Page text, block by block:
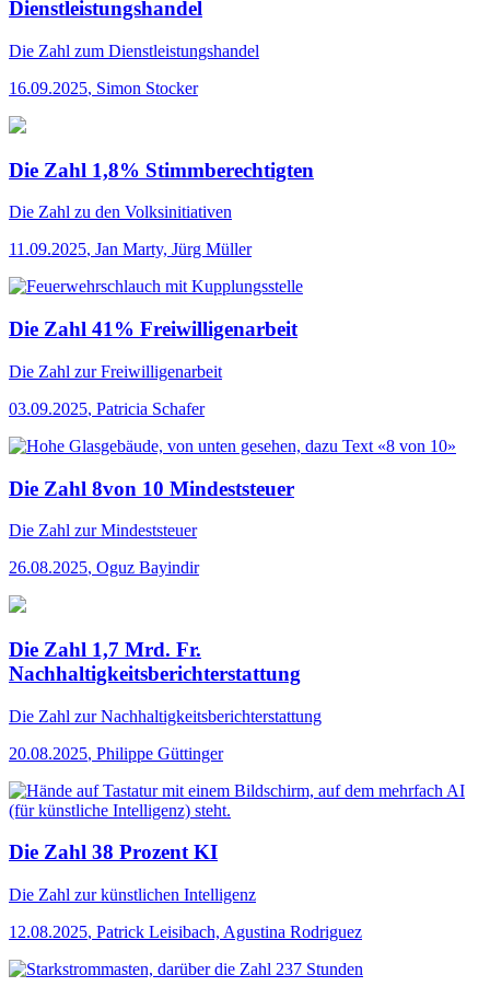
Dienstleistungshandel
Die Zahl zum Dienstleistungshandel
16.09.2025, Simon Stocker
Die Zahl 1,8% Stimmberechtigten
Die Zahl zu den Volksinitiativen
11.09.2025, Jan Marty, Jürg Müller
Die Zahl 41% Freiwilligenarbeit
Die Zahl zur Freiwilligenarbeit
03.09.2025, Patricia Schafer
Die Zahl 8von 10 Mindeststeuer
Die Zahl zur Mindeststeuer
26.08.2025, Oguz Bayindir
Die Zahl 1,7 Mrd. Fr.
Nachhaltigkeitsberichterstattung
Die Zahl zur Nachhaltigkeitsberichterstattung
20.08.2025, Philippe Güttinger
Die Zahl 38 Prozent KI
Die Zahl zur künstlichen Intelligenz
12.08.2025, Patrick Leisibach, Agustina Rodriguez